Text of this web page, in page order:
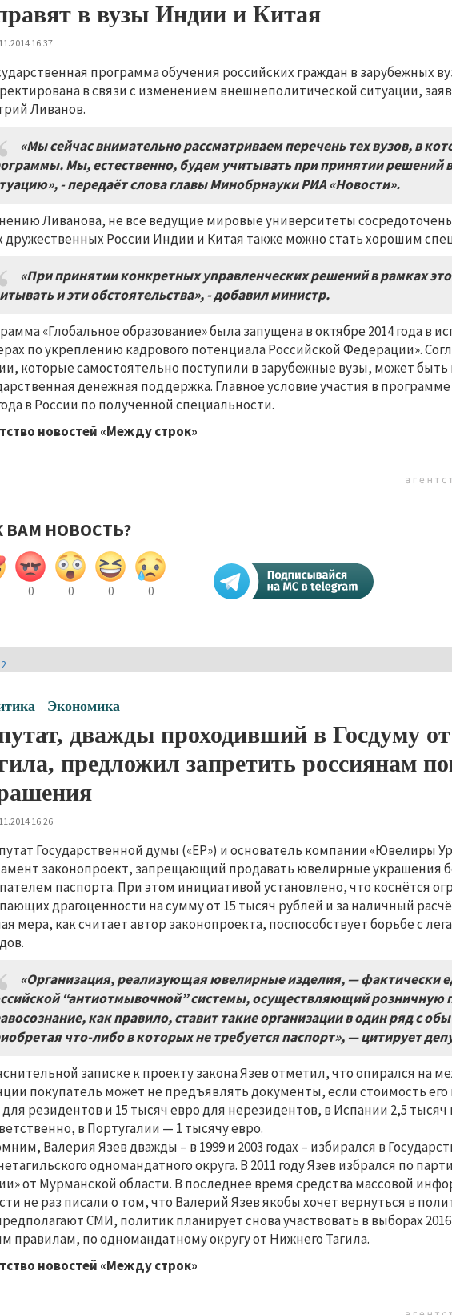
в вузы Индии и Китая
16:37
программа обучения российских граждан в зарубежных
в связи с изменением внешнеполитической ситуации,
Ливанов.
«Мы сейчас внимательно рассматриваем перечень тех вузов, в
Мы, естественно, будем учитывать при принятии решений
- передаёт слова главы Минобрнауки РИА «Новости».
Ливанова, не все ведущие мировые университеты
дружественных России Индии и Китая также можно стать хорошим
«При принятии конкретных управленческих решений в рамках
и эти обстоятельства», - добавил министр.
«Глобальное образование» была запущена в октябре 2014 года в
по укреплению кадрового потенциала Российской Федерации».
которые самостоятельно поступили в зарубежные вузы, может
денежная поддержка. Главное условие участия в
в России по полученной специальности.
новостей «Между строк»
ВАМ НОВОСТЬ?
0 0 0 0
Экономика
дважды проходивший в Госдуму
предложил запретить россиянам
16:26
Государственной думы («ЕР») и основатель компании «Ювелиры
законопроект, запрещающий продавать ювелирные украшения
паспорта. При этом инициативой установлено, что коснётся
драгоценности на сумму от 15 тысяч рублей и за наличный
мера, как считает автор законопроекта, поспособствует борьбе с
«Организация, реализующая ювелирные изделия, — фактически
“антиотмывочной” системы, осуществляющий розничную
как правило, ставит такие организации в один ряд с
что-либо в которых не требуется паспорт», — цитирует
записке к проекту закона Язев отметил, что опирался на
покупатель может не предъявлять документы, если стоимость его
резидентов и 15 тысяч евро для нерезидентов, в Испании 2,5 тысяч
в Португалии — 1 тысячу евро.
Валерия Язев дважды – в 1999 и 2003 годах – избирался в
одномандатного округа. В 2011 году Язев избрался по
от Мурманской области. В последнее время средства массовой
не раз писали о том, что Валерий Язев якобы хочет вернуться в
СМИ, политик планирует снова участвовать в выборах
правилам, по одномандатному округу от Нижнего Тагила.
новостей «Между строк»